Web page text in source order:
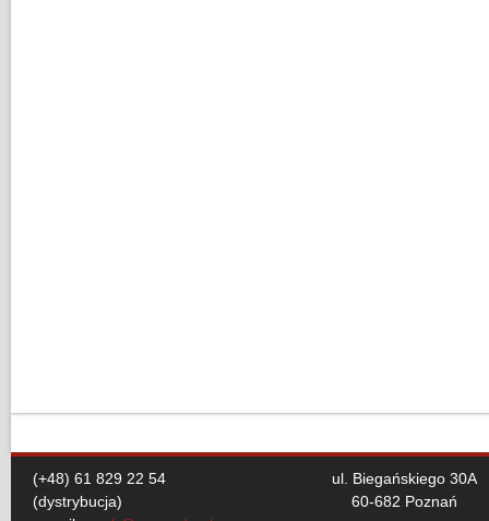
(+48) 61 829 22 54
(dystrybucja)
ul. Biegańskiego 30A
60-682 Poznań